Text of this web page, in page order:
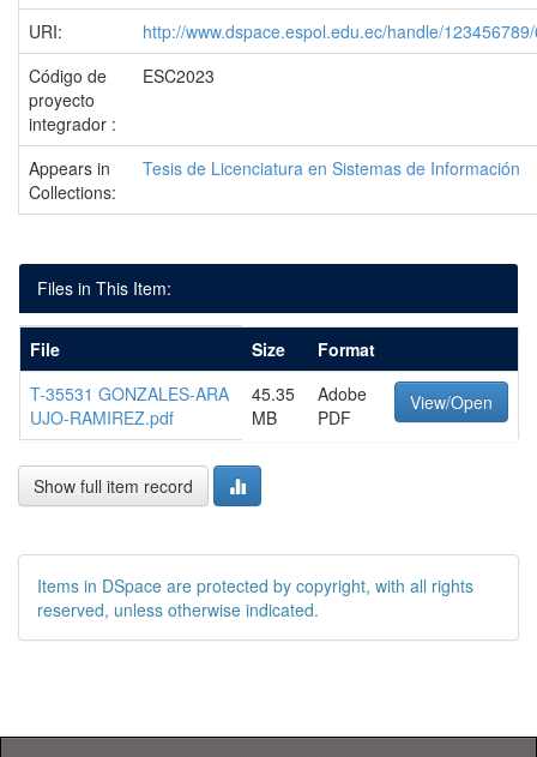
URI:
http://www.dspace.espol.edu.ec/handle/
Código de
proyecto
integrador :
ESC2023
Appears in
Collections:
Tesis de Licenciatura en Sistemas de Información
Files in This Item:
File Size
Format
T-35531 GONZALES-ARA
UJO-RAMIREZ.pdf
45.35
MB
Adobe
PDF
View/Open
Show full item record
Items in DSpace are protected by copyright, with all rights
reserved, unless otherwise indicated.